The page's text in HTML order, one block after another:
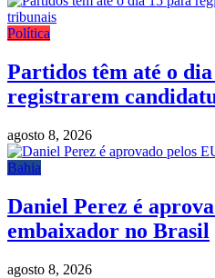
Política
Partidos têm até o
registrarem
agosto 8, 2026
Bahia
Daniel Perez é
embaixador no Brasil
agosto 8, 2026